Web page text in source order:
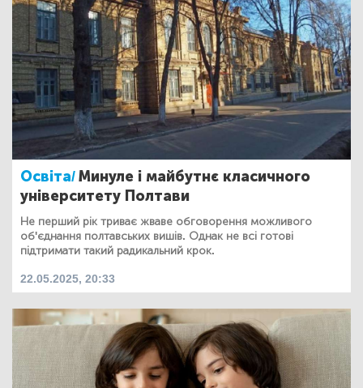
Освіта/Минуле і майбутнє класичного
університету Полтави
Не перший рік триває жваве обговорення можливого
об'єднання полтавських вишів. Однак не всі готові
підтримати такий радикальний крок.
22.05.2025, 20:33